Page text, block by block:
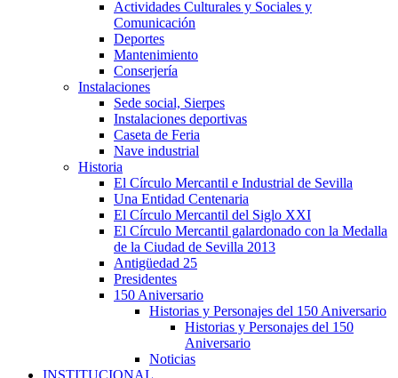
Actividades Culturales y Sociales y
Comunicación
Deportes
Mantenimiento
Conserjería
Instalaciones
Sede social, Sierpes
Instalaciones deportivas
Caseta de Feria
Nave industrial
Historia
El Círculo Mercantil e Industrial de Sevilla
Una Entidad Centenaria
El Círculo Mercantil del Siglo XXI
El Círculo Mercantil galardonado con la Medalla
de la Ciudad de Sevilla 2013
Antigüedad 25
Presidentes
150 Aniversario
Historias y Personajes del 150 Aniversario
Historias y Personajes del 150
Aniversario
Noticias
INSTITUCIONAL